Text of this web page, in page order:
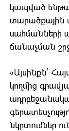
կապված
տարածքային
սահմանների
ճանաչման
«Այսինքն՝
կողմից
նկրտումներ